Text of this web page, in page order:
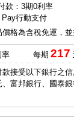
款：3期0利率
Pay行動支付
格為含稅免運，並
率 每期 217
接受以下銀行之信
、富邦銀行、國泰